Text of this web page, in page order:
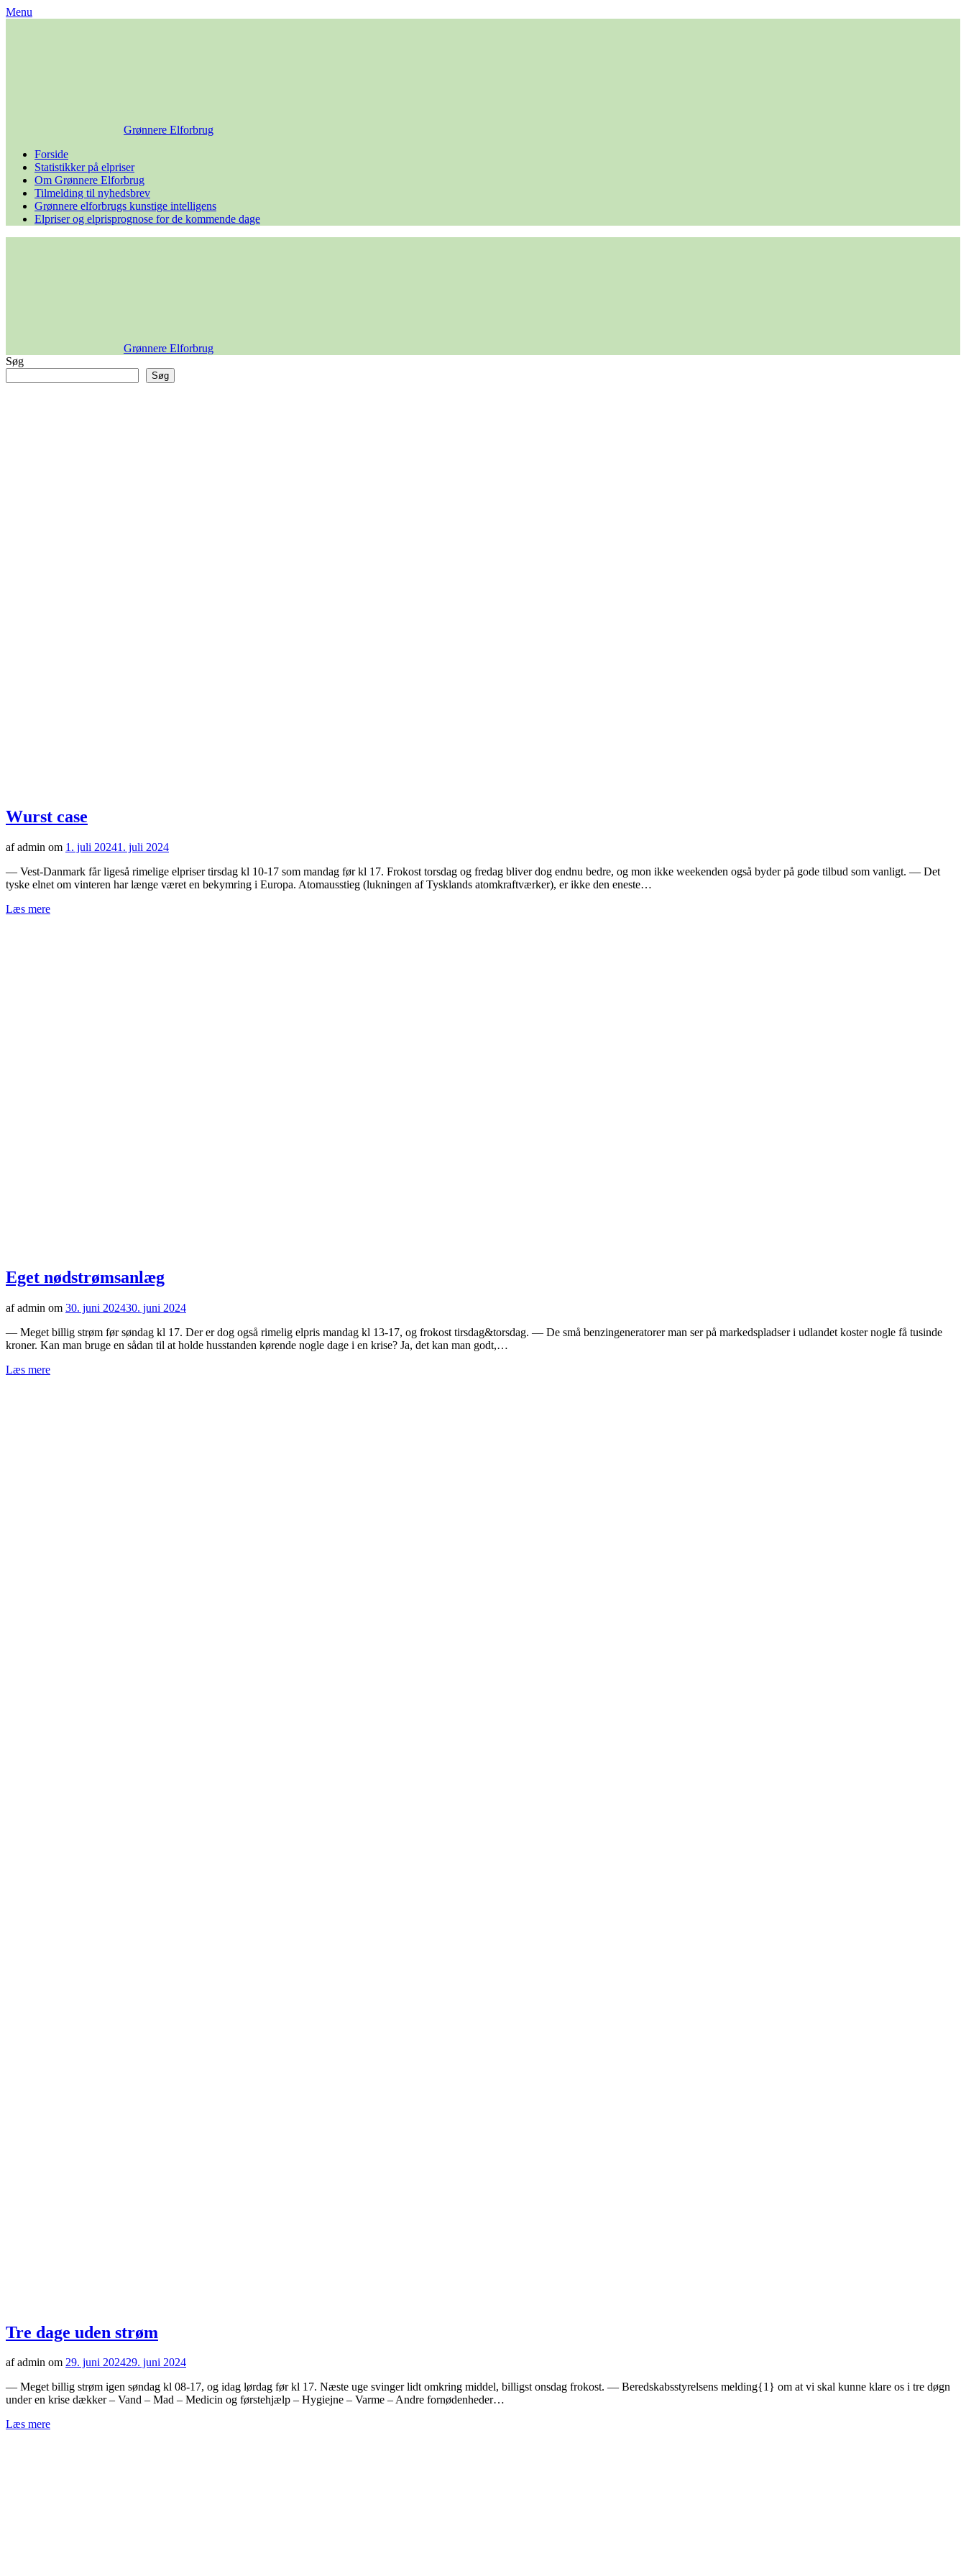
Skip
Menu
Grønnere Elforbrug
Forside
Statistikker på elpriser
Om Grønnere Elforbrug
Tilmelding til nyhedsbrev
Grønnere elforbrugs kunstige intelligens
Elpriser og elprisprognose for de kommende dage
Grønnere Elforbrug
Søg
Søg
Wurst case
af admin om 1. juli 20241. juli 2024
— Vest-Danmark får ligeså rimelige elpriser tirsdag kl 10-17 som mandag før kl 17. Frokost torsdag og fredag bliver dog endnu bedre, og mon ikke weekenden også byder på gode tilbud som vanligt. — Det
tyske elnet om vinteren har længe været en bekymring i Europa. Atomausstieg (lukningen af Tysklands atomkraftværker), er ikke den eneste…
Læs mere
Eget nødstrømsanlæg
af admin om 30. juni 202430. juni 2024
— Meget billig strøm før søndag kl 17. Der er dog også rimelig elpris mandag kl 13-17, og frokost tirsdag&torsdag. — De små benzingeneratorer man ser på markedspladser i udlandet koster nogle få tusinde
kroner. Kan man bruge en sådan til at holde husstanden kørende nogle dage i en krise? Ja, det kan man godt,…
Læs mere
Tre dage uden strøm
af admin om 29. juni 202429. juni 2024
— Meget billig strøm igen søndag kl 08-17, og idag lørdag før kl 17. Næste uge svinger lidt omkring middel, billigst onsdag frokost. — Beredskabsstyrelsens melding{1} om at vi skal kunne klare os i tre døgn
under en krise dækker – Vand – Mad – Medicin og førstehjælp – Hygiejne – Varme – Andre fornødenheder…
Læs mere